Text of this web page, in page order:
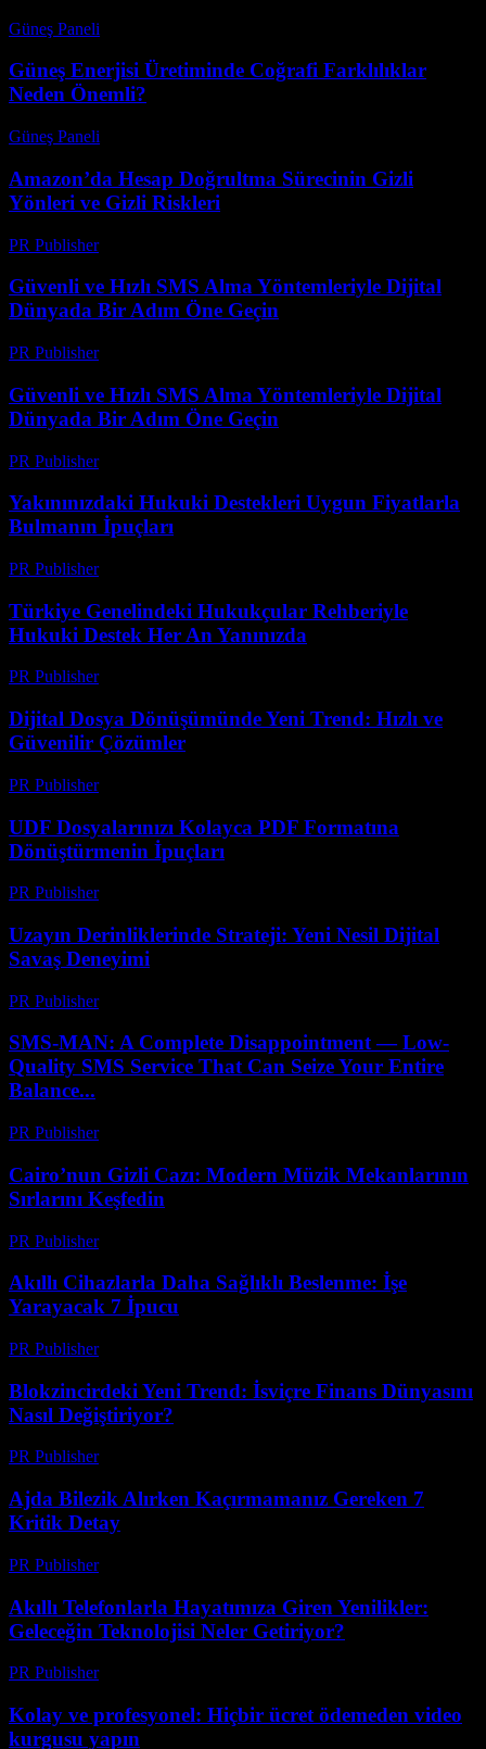
Güneş Paneli
Güneş Enerjisi Üretiminde Coğrafi Farklılıklar
Neden Önemli?
Güneş Paneli
Amazon’da Hesap Doğrultma Sürecinin Gizli
Yönleri ve Gizli Riskleri
PR Publisher-
Güvenli ve Hızlı SMS Alma Yöntemleriyle Dijital
Dünyada Bir Adım Öne Geçin
PR Publisher-
Güvenli ve Hızlı SMS Alma Yöntemleriyle Dijital
Dünyada Bir Adım Öne Geçin
PR Publisher-
Yakınınızdaki Hukuki Destekleri Uygun Fiyatlarla
Bulmanın İpuçları
PR Publisher-
Türkiye Genelindeki Hukukçular Rehberiyle
Hukuki Destek Her An Yanınızda
PR Publisher-
Dijital Dosya Dönüşümünde Yeni Trend: Hızlı ve
Güvenilir Çözümler
PR Publisher-
UDF Dosyalarınızı Kolayca PDF Formatına
Dönüştürmenin İpuçları
PR Publisher-
Uzayın Derinliklerinde Strateji: Yeni Nesil Dijital
Savaş Deneyimi
PR Publisher-
SMS-MAN: A Complete Disappointment — Low-
Quality SMS Service That Can Seize Your Entire
Balance...
PR Publisher-
Cairo’nun Gizli Cazı: Modern Müzik Mekanlarının
Sırlarını Keşfedin
PR Publisher-
Akıllı Cihazlarla Daha Sağlıklı Beslenme: İşe
Yarayacak 7 İpucu
PR Publisher-
Blokzincirdeki Yeni Trend: İsviçre Finans Dünyasını
Nasıl Değiştiriyor?
PR Publisher-
Ajda Bilezik Alırken Kaçırmamanız Gereken 7
Kritik Detay
PR Publisher-
Akıllı Telefonlarla Hayatımıza Giren Yenilikler:
Geleceğin Teknolojisi Neler Getiriyor?
PR Publisher-
Kolay ve profesyonel: Hiçbir ücret ödemeden video
kurgusu yapın